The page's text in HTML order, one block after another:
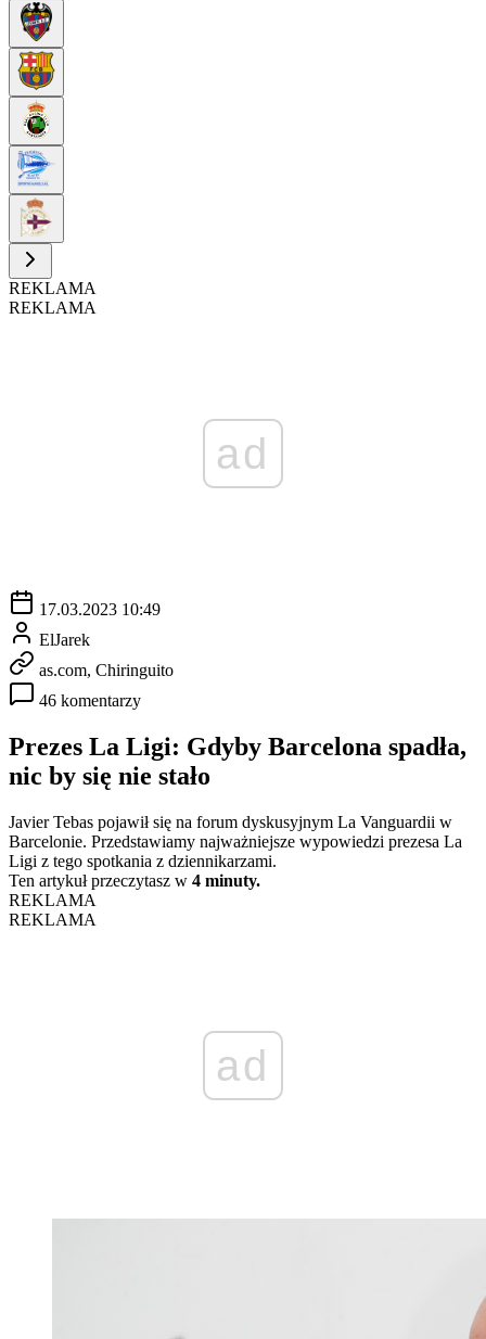
REKLAMA
REKLAMA
ad
17.03.2023 10:49
ElJarek
as.com, Chiringuito
46 komentarzy
Prezes La Ligi: Gdyby Barcelona spadła,
nic by się nie stało
Javier Tebas pojawił się na forum dyskusyjnym La Vanguardii w
Barcelonie. Przedstawiamy najważniejsze wypowiedzi prezesa La
Ligi z tego spotkania z dziennikarzami.
Ten artykuł przeczytasz w 4 minuty.
REKLAMA
REKLAMA
ad